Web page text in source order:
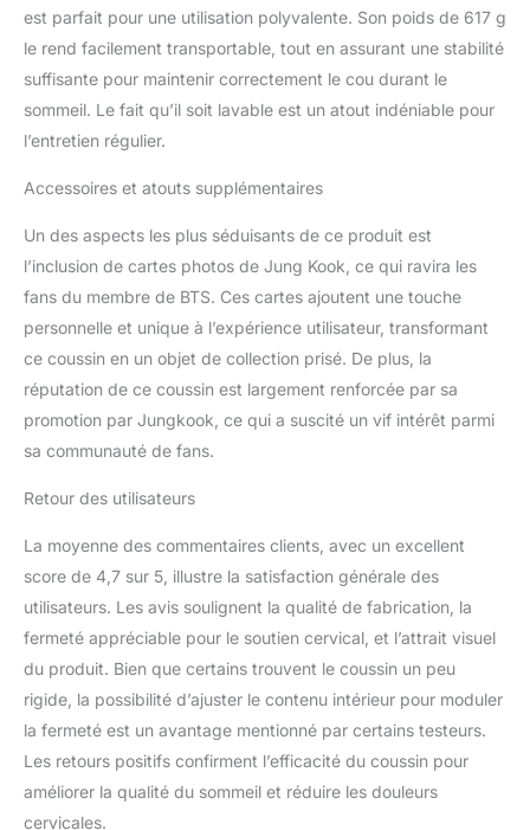
est parfait pour une utilisation polyvalente. Son poids de 617 g
le rend facilement transportable, tout en assurant une stabilité
suffisante pour maintenir correctement le cou durant le
sommeil. Le fait qu’il soit lavable est un atout indéniable pour
l’entretien régulier.
Accessoires et atouts supplémentaires
Un des aspects les plus séduisants de ce produit est
l’inclusion de cartes photos de Jung Kook, ce qui ravira les
fans du membre de BTS. Ces cartes ajoutent une touche
personnelle et unique à l’expérience utilisateur, transformant
ce coussin en un objet de collection prisé. De plus, la
réputation de ce coussin est largement renforcée par sa
promotion par Jungkook, ce qui a suscité un vif intérêt parmi
sa communauté de fans.
Retour des utilisateurs
La moyenne des commentaires clients, avec un excellent
score de 4,7 sur 5, illustre la satisfaction générale des
utilisateurs. Les avis soulignent la qualité de fabrication, la
fermeté appréciable pour le soutien cervical, et l’attrait visuel
du produit. Bien que certains trouvent le coussin un peu
rigide, la possibilité d’ajuster le contenu intérieur pour moduler
la fermeté est un avantage mentionné par certains testeurs.
Les retours positifs confirment l’efficacité du coussin pour
améliorer la qualité du sommeil et réduire les douleurs
cervicales.